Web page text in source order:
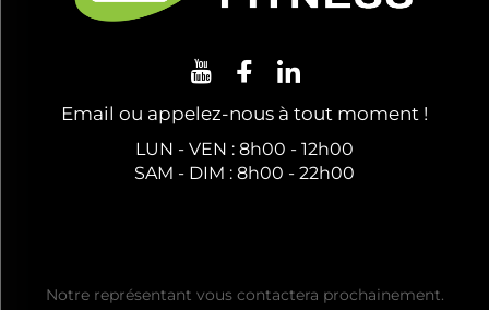
Email ou appelez-nous à tout moment !
LUN - VEN : 8h00 - 12h00
SAM - DIM : 8h00 - 22h00
Notre représentant vous contactera prochainement.